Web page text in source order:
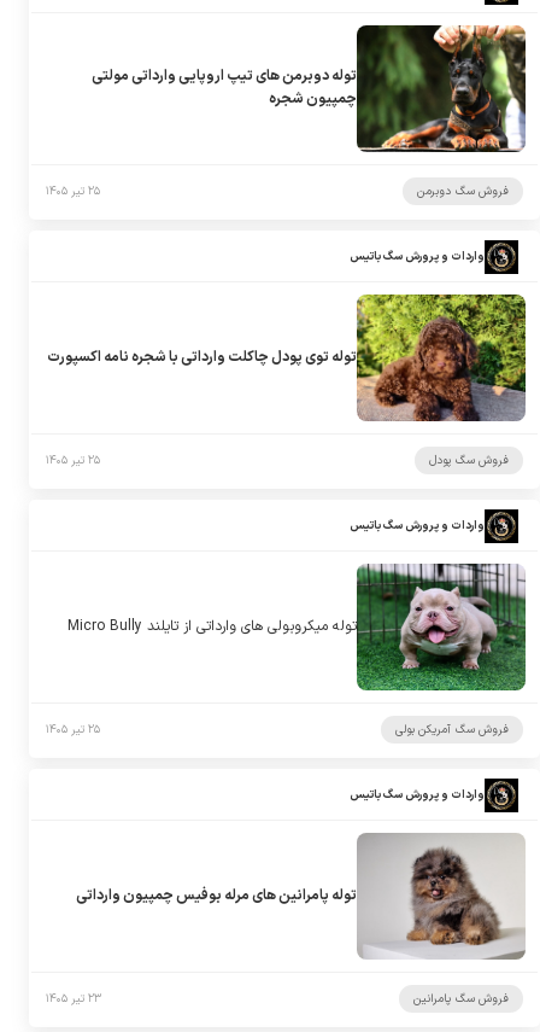
توله دوبرمن های تیپ اروپایی وارداتی مولتی
چمپیون شجره
فروش سگ دوبرمن ۲۵ تیر ۱۴۰۵
واردات و پرورش سگ باتیس
توله توی پودل چاکلت وارداتی با شجره نامه اکسپورت
فروش سگ پودل ۲۵ تیر ۱۴۰۵
واردات و پرورش سگ باتیس
توله میکروبولی های وارداتی از تایلند Micro Bully
فروش سگ آمریکن بولی ۲۵ تیر ۱۴۰۵
واردات و پرورش سگ باتیس
توله پامرانین های مرله بوفیس چمپیون وارداتی
فروش سگ پامرانین ۲۳ تیر ۱۴۰۵